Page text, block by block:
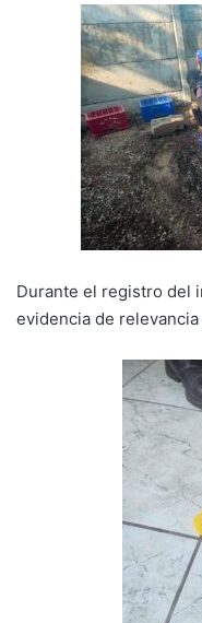
Durante el registro del
evidencia de